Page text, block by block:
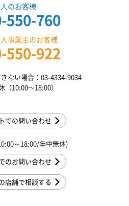
のお客様
550-760
事業主のお客様
550-922
ない場合：03-4334-9034
（10:00〜18:00）
での問い合わせ
～18:00/年中無休)
のお問い合わせ
店舗で相談する